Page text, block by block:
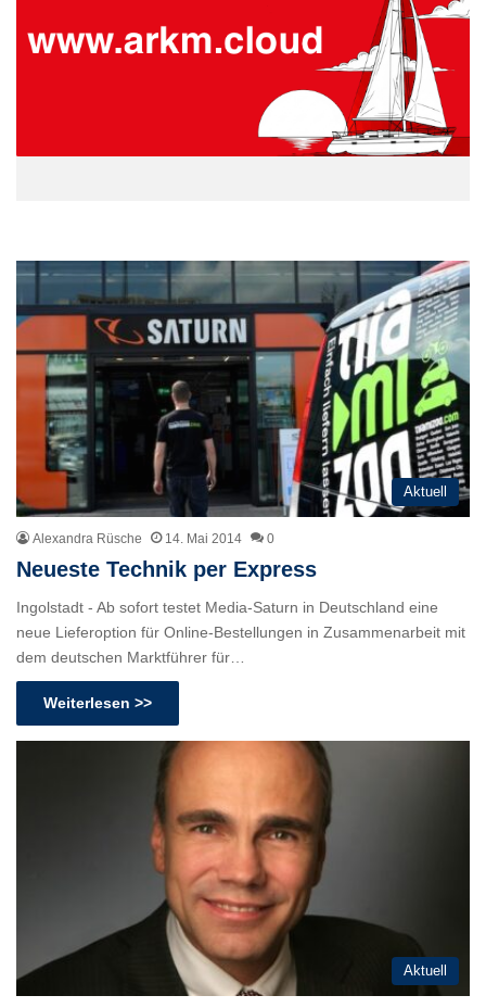
Aktuell
Alexandra Rüsche 14. Mai 2014 0
Neueste Technik per Express
Ingolstadt - Ab sofort testet Media-Saturn in Deutschland eine
neue Lieferoption für Online-Bestellungen in Zusammenarbeit mit
dem deutschen Marktführer für…
Weiterlesen >>
Aktuell